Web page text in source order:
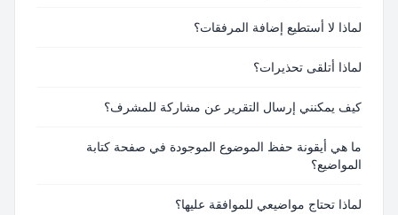
لماذا لا أستطيع إضافة المرفقات؟
لماذا أتلقى تحذيرات؟
كيف يمكنني إرسال التقرير عن مشاركة للمشرف؟
ما هي أيقونة حفظ الموضوع الموجودة في صفحة كتابة
المواضيع؟
لماذا تحتاج مواضيعي للموافقة عليها؟